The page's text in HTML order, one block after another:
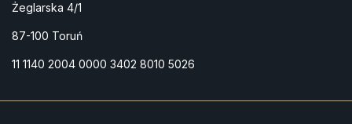
Żeglarska 4/1
87-100 Toruń
11 1140 2004 0000 3402 8010 5026